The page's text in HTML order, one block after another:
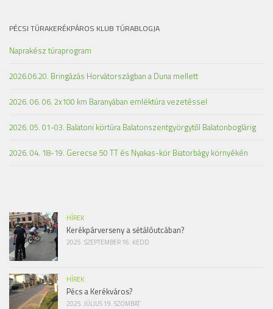
PÉCSI TÚRAKERÉKPÁROS KLUB TÚRABLOGJA
Naprakész túraprogram
2026.06.20. Bringázás Horvátországban a Duna mellett
2026. 06. 06. 2x100 km Baranyában emléktúra vezetéssel
2026. 05. 01-03. Balatoni körtúra Balatonszentgyörgytől Balatonboglárig
2026. 04. 18-19. Gerecse 50 TT és Nyakas-kör Biatorbágy környékén
HÍREK
Kerékpárverseny a sétálóutcában?
2025. SZEPTEMBER 16. KEDD
HÍREK
Pécs a Kerékváros?
2025. JÚLIUS 19. SZOMBAT